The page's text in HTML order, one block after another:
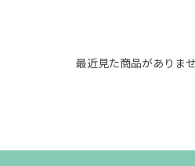
最近見た商品がありませ